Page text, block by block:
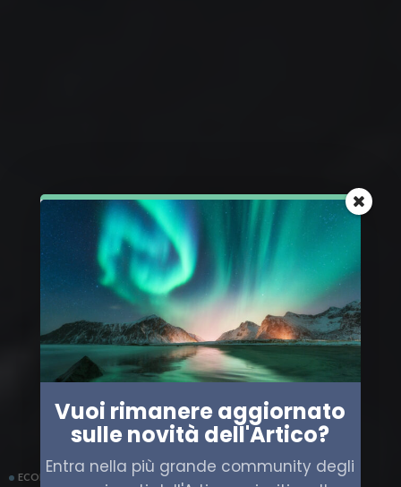
ECONOMIA POLITICA
Vuoi rimanere aggiornato
sulle novità dell'Artico?
Entra nella più grande community degli